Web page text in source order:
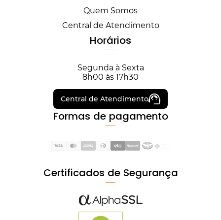
Quem Somos
Central de Atendimento
Horários
Segunda à Sexta
8h00 às 17h30
Central de Atendimento
Formas de pagamento
Certificados de Segurança